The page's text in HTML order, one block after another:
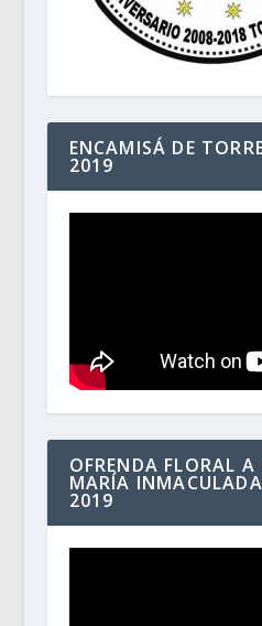
ENCAMISÁ DE
2019
OFRENDA FLORAL
MARÍA
2019